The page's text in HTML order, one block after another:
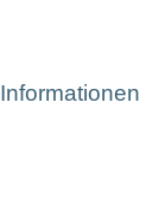
Informationen